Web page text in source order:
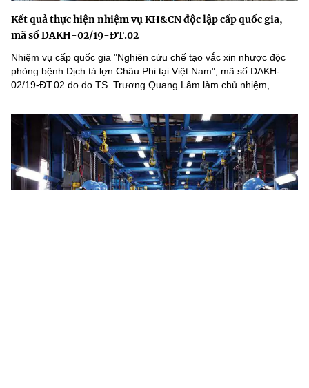
Kết quả thực hiện nhiệm vụ KH&CN độc lập cấp quốc gia,
mã số DAKH-02/19-ĐT.02
Nhiệm vụ cấp quốc gia "Nghiên cứu chế tạo vắc xin nhược độc
phòng bệnh Dịch tả lợn Châu Phi tại Việt Nam", mã số DAKH-
02/19-ĐT.02 do do TS. Trương Quang Lâm làm chủ nhiệm,...